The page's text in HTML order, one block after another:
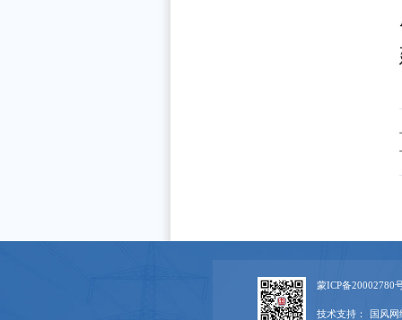
蒙ICP备20002780
技术支持： 国风网